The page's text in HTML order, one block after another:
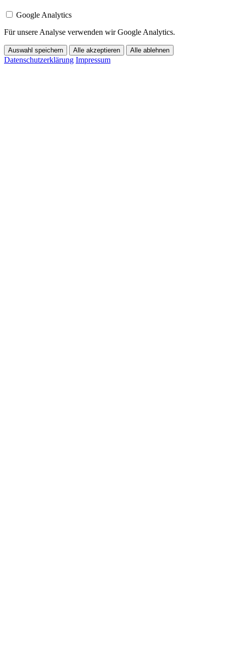
Google Analytics
Für unsere Analyse verwenden wir Google Analytics.
Auswahl speichern Alle akzeptieren Alle ablehnen
Datenschutzerklärung Impressum